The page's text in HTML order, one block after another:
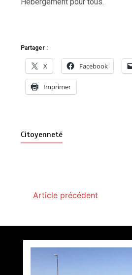
Partager :
X Facebook
Imprimer
Citoyenneté
Article précédent
Accès au bus et tri